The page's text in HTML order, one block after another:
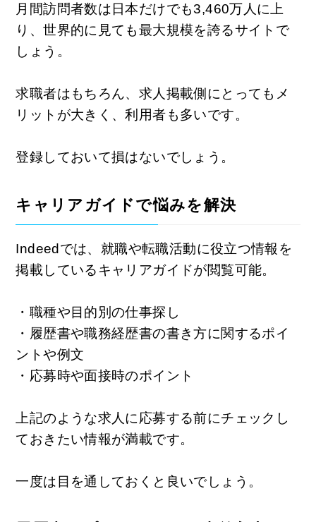
月間訪問者数は日本だけでも3,460万人に上
り、世界的に見ても最大規模を誇るサイトで
しょう。
求職者はもちろん、求人掲載側にとってもメ
リットが大きく、利用者も多いです。
登録しておいて損はないでしょう。
キャリアガイドで悩みを解決
Indeedでは、就職や転職活動に役立つ情報を
掲載しているキャリアガイドが閲覧可能。
・職種や目的別の仕事探し
・履歴書や職務経歴書の書き方に関するポイ
ントや例文
・応募時や面接時のポイント
上記のような求人に応募する前にチェックし
ておきたい情報が満載です。
一度は目を通しておくと良いでしょう。